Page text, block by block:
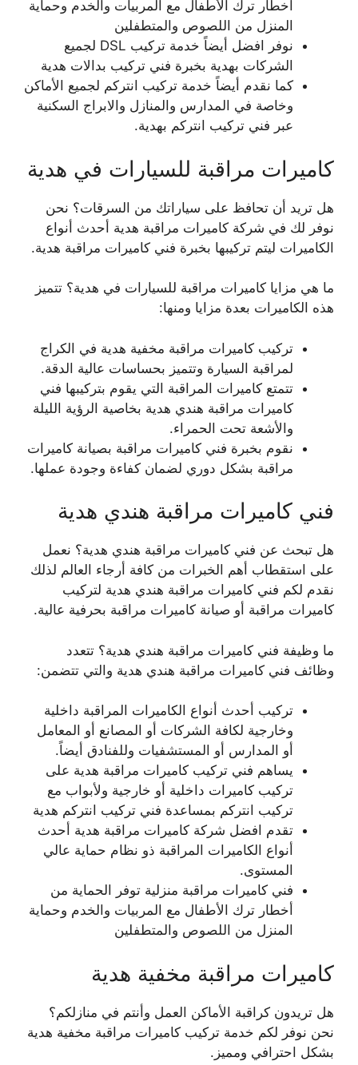
أخطار ترك الأطفال مع المربيات والخدم وحماية
المنزل من اللصوص والمتطفلين
نوفر افضل أيضاً خدمة تركيب DSL لجميع
الشركات بهدية بخبرة فني تركيب بدالات هدية
كما نقدم أيضاً خدمة تركيب انتركم لجميع الأماكن
وخاصة في المدارس والمنازل والابراج السكنية
عبر فني تركيب انتركم بهدية.
كاميرات مراقبة للسيارات في هدية
هل تريد أن تحافظ على سياراتك من السرقات؟ نحن
نوفر لك في شركة كاميرات مراقبة هدية أحدث أنواع
الكاميرات ليتم تركيبها بخبرة فني كاميرات مراقبة هدية.
ما هي مزايا كاميرات مراقبة للسيارات في هدية؟ تتميز
هذه الكاميرات بعدة مزايا ومنها:
تركيب كاميرات مراقبة مخفية هدية في الكراج
لمراقبة السيارة وتتميز بحساسات عالية الدقة.
تتمتع كاميرات المراقبة التي يقوم بتركيبها فني
كاميرات مراقبة هندي هدية بخاصية الرؤية الليلة
والأشعة تحت الحمراء.
نقوم بخبرة فني كاميرات مراقبة بصيانة كاميرات
مراقبة بشكل دوري لضمان كفاءة وجودة عملها.
فني كاميرات مراقبة هندي هدية
هل تبحث عن فني كاميرات مراقبة هندي هدية؟ نعمل
على استقطاب أهم الخبرات من كافة أرجاء العالم لذلك
نقدم لكم فني كاميرات مراقبة هندي هدية لتركيب
كاميرات مراقبة أو صيانة كاميرات مراقبة بحرفية عالية.
ما وظيفة فني كاميرات مراقبة هندي هدية؟ تتعدد
وظائف فني كاميرات مراقبة هندي هدية والتي تتضمن:
تركيب أحدث أنواع الكاميرات المراقبة داخلية
وخارجية لكافة الشركات أو المصانع أو المعامل
أو المدارس أو المستشفيات وللفنادق أيضاً.
يساهم فني تركيب كاميرات مراقبة هدية على
تركيب كاميرات داخلية أو خارجية ولأبواب مع
تركيب انتركم بمساعدة فني تركيب انتركم هدية
تقدم افضل شركة كاميرات مراقبة هدية أحدث
أنواع الكاميرات المراقبة ذو نظام حماية عالي
المستوى.
فني كاميرات مراقبة منزلية توفر الحماية من
أخطار ترك الأطفال مع المربيات والخدم وحماية
المنزل من اللصوص والمتطفلين
كاميرات مراقبة مخفية هدية
هل تريدون كراقبة الأماكن العمل وأنتم في منازلكم؟
نحن نوفر لكم خدمة تركيب كاميرات مراقبة مخفية هدية
بشكل احترافي ومميز.